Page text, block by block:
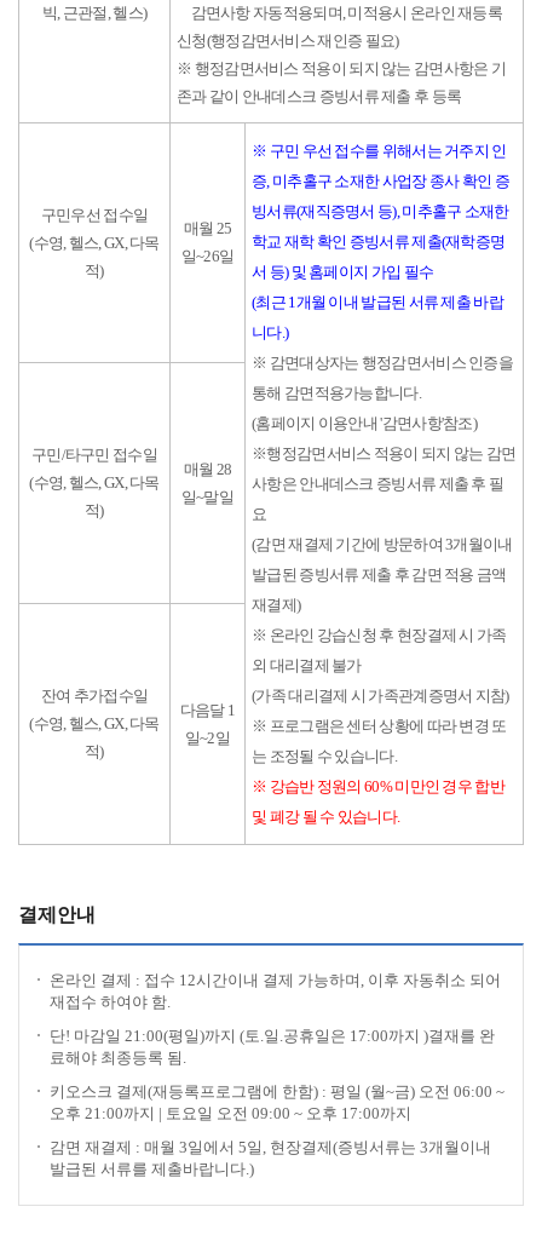
빅, 근관절, 헬스)
감면사항 자동적용되며, 미적용시 온라인 재등록
신청(행정감면서비스 재인증 필요)
※ 행정감면서비스 적용이 되지 않는 감면사항은 기
존과 같이 안내데스크 증빙서류 제출 후 등록
구민우선 접수일
(수영, 헬스, GX, 다목
적)
매월 25
일~26일
※ 구민 우선 접수를 위해서는 거주지 인
증, 미추홀구 소재한 사업장 종사 확인 증
빙서류(재직증명서 등), 미추홀구 소재한
학교 재학 확인 증빙서류 제출(재학증명
서 등) 및 홈페이지 가입 필수
(최근 1개월 이내 발급된 서류 제출 바랍
니다.)
※ 감면대상자는 행정감면서비스 인증을
통해 감면적용가능합니다.
(홈페이지 이용안내 '감면사항'참조)
※행정감면서비스 적용이 되지 않는 감면
사항은 안내데스크 증빙서류 제출 후 필
요
(감면 재결제 기간에 방문하여 3개월이내
발급된 증빙서류 제출 후 감면 적용 금액
재결제)
※ 온라인 강습신청 후 현장결제 시 가족
외 대리결제 불가
(가족 대리결제 시 가족관계증명서 지참)
※ 프로그램은 센터 상황에 따라 변경 또
는 조정될 수 있습니다.
※ 강습반 정원의 60% 미만인 경우 합반
및 폐강 될 수 있습니다.
구민/타구민 접수일
(수영, 헬스, GX, 다목
적)
매월 28
일~말일
잔여 추가접수일
(수영, 헬스, GX, 다목
적)
다음달 1
일~2일
결제안내
온라인 결제 : 접수 12시간이내 결제 가능하며, 이후 자동취소 되어
재접수 하여야 함.
단! 마감일 21:00(평일)까지 (토.일.공휴일은 17:00까지 )결재를 완
료해야 최종등록 됨.
키오스크 결제(재등록프로그램에 한함) : 평일 (월~금) 오전 06:00 ~
오후 21:00까지 | 토요일 오전 09:00 ~ 오후 17:00까지
감면 재결제 : 매월 3일에서 5일, 현장결제(증빙서류는 3개월이내
발급된 서류를 제출바랍니다.)